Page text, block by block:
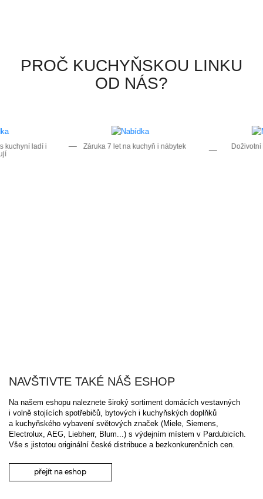
PROČ KUCHYŇSKOU LINKU
OD NÁS?
ladí i
Záruka 7 let na kuchyň i nábytek
Doživotní
NAVŠTIVTE TAKÉ NÁŠ ESHOP
Na našem eshopu naleznete široký sortiment domácích vestavných
i volně stojících spotřebičů, bytových i kuchyňských doplňků
a kuchyňského vybavení světových značek (Miele, Siemens,
Electrolux, AEG, Liebherr, Blum...) s výdejním místem v Pardubicích.
Vše s jistotou originální české distribuce a bezkonkurenčních cen.
přejít na eshop